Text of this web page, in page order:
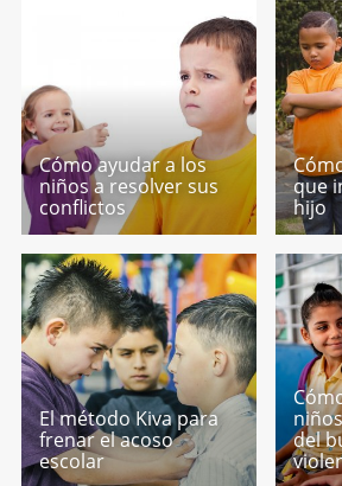
Cómo ayudar a los
niños a resolver sus
conflictos
que
hijo
El método Kiva para
frenar el acoso
escolar
del